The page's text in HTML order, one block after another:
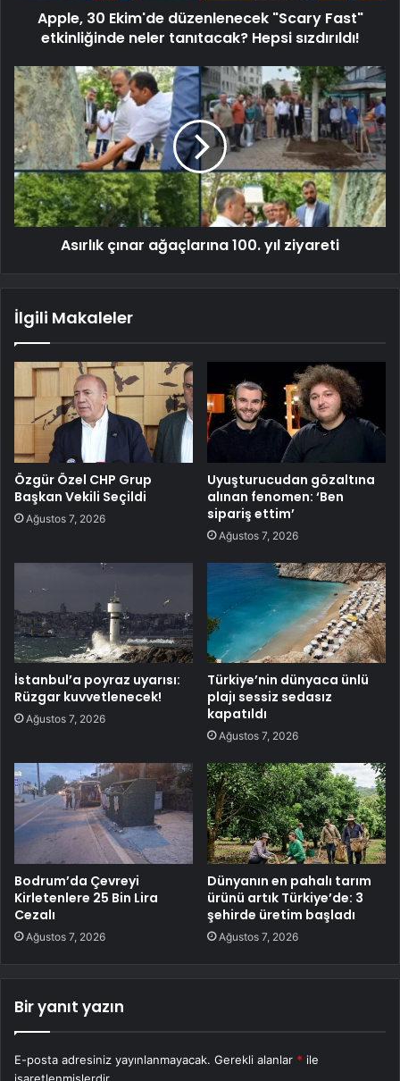
Apple, 30 Ekim'de düzenlenecek "Scary Fast"
etkinliğinde neler tanıtacak? Hepsi sızdırıldı!
Asırlık çınar ağaçlarına 100. yıl ziyareti
İlgili Makaleler
Özgür Özel CHP Grup
Başkan Vekili Seçildi
Ağustos 7, 2026
Uyuşturucudan gözaltına
alınan fenomen: ‘Ben
sipariş ettim’
Ağustos 7, 2026
İstanbul’a poyraz uyarısı:
Rüzgar kuvvetlenecek!
Ağustos 7, 2026
Türkiye’nin dünyaca ünlü
plajı sessiz sedasız
kapatıldı
Ağustos 7, 2026
Bodrum’da Çevreyi
Kirletenlere 25 Bin Lira
Cezalı
Ağustos 7, 2026
Dünyanın en pahalı tarım
ürünü artık Türkiye’de: 3
şehirde üretim başladı
Ağustos 7, 2026
Bir yanıt yazın
E-posta adresiniz yayınlanmayacak. Gerekli alanlar * ile